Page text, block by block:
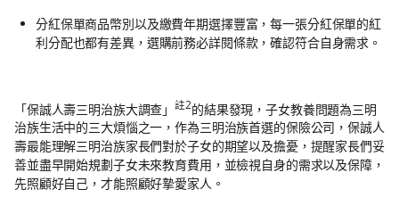
分紅保單商品幣別以及繳費年期選擇豐富，每一張分紅保單的紅
利分配也都有差異，選購前務必詳閱條款，確認符合自身需求。
「保誠人壽三明治族大調查」 註2的結果發現，子女教養問題為三明
治族生活中的三大煩惱之一，作為三明治族首選的保險公司，保誠人
壽最能理解三明治族家長們對於子女的期望以及擔憂，提醒家長們妥
善並盡早開始規劃子女未來教育費用，並檢視自身的需求以及保障，
先照顧好自己，才能照顧好摯愛家人。